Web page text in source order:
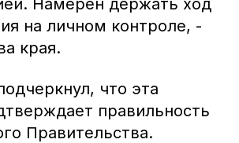
Намерен держать ход
на личном контроле, -
края.
что эта
правильность
Правительства.